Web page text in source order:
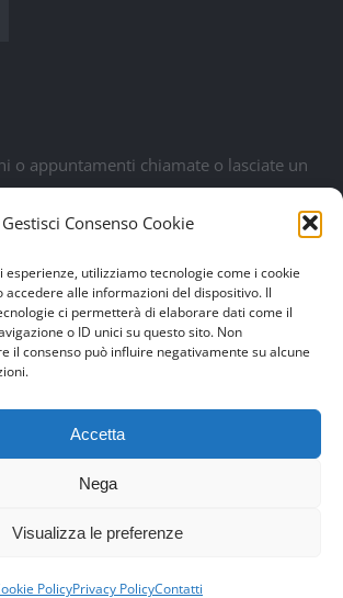
Gestisci Consenso Cookie
utilizziamo tecnologie come i cookie
alle informazioni del dispositivo. Il
ci permetterà di elaborare dati come il
o ID unici su questo sito. Non
il consenso può influire negativamente su alcune
Accetta
Nega
Visualizza le preferenze
PolicyPrivacy PolicyContatti
o appuntamenti chiamate o lasciate un
with ♥ byArtmosferausing WordPress